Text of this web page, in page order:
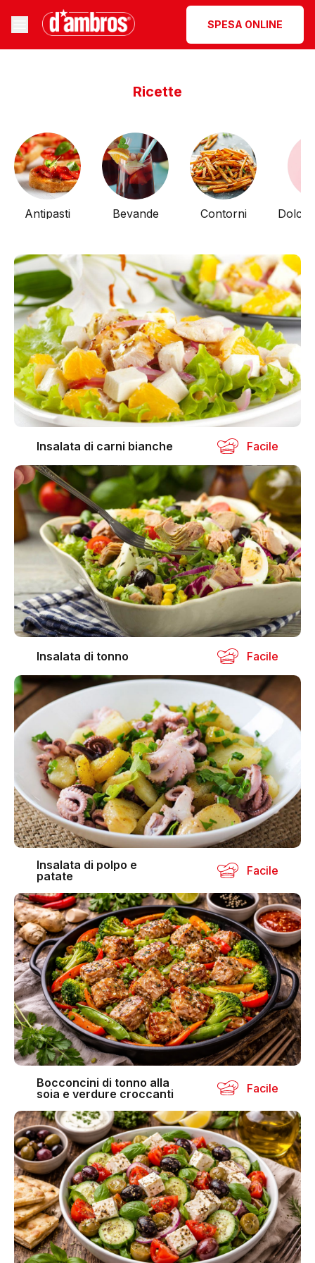
SPESA ONLINE
Ricette
Antipasti Bevande Contorni Dolci
Insalata di carni bianche Facile
Insalata di tonno Facile
Insalata di polpo e
patate
Facile
Bocconcini di tonno alla
soia e verdure croccanti
Facile